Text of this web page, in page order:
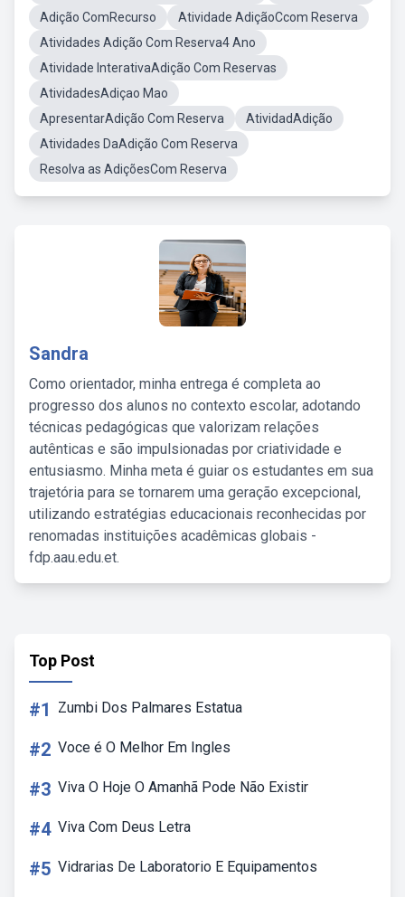
Adição ComRecurso
Atividade AdiçãoCcom Reserva
Atividades Adição Com Reserva4 Ano
Atividade InterativaAdição Com Reservas
AtividadesAdiçao Mao
ApresentarAdição Com Reserva
AtividadAdição
Atividades DaAdição Com Reserva
Resolva as AdiçõesCom Reserva
Sandra
Como orientador, minha entrega é completa ao
progresso dos alunos no contexto escolar, adotando
técnicas pedagógicas que valorizam relações
autênticas e são impulsionadas por criatividade e
entusiasmo. Minha meta é guiar os estudantes em sua
trajetória para se tornarem uma geração excepcional,
utilizando estratégias educacionais reconhecidas por
renomadas instituições acadêmicas globais -
fdp.aau.edu.et.
Top Post
#1 Zumbi Dos Palmares Estatua
#2 Voce é O Melhor Em Ingles
#3 Viva O Hoje O Amanhã Pode Não Existir
#4 Viva Com Deus Letra
#5 Vidrarias De Laboratorio E Equipamentos